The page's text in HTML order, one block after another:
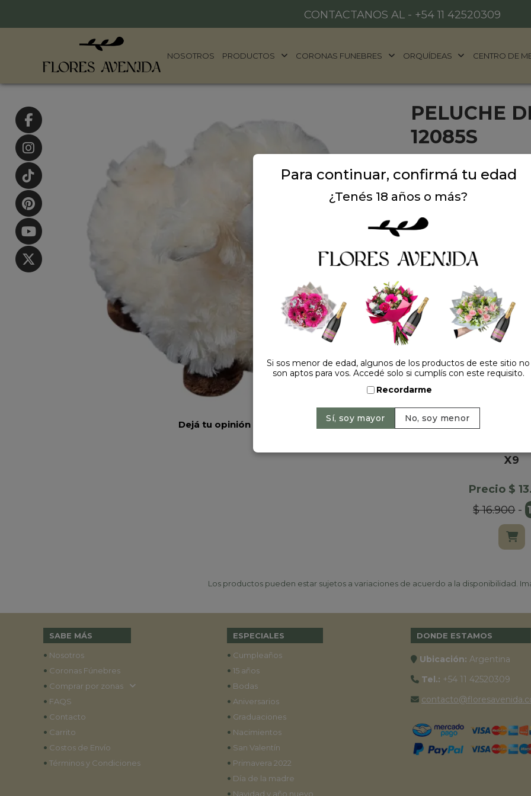
CONTACTANOS AL - +54 11 42520309
NOSOTROS PRODUCTOS CORONAS FUNEBRES ORQUÍDEAS CENTRO DE
Dejá tu opinión
PELUCHE
12085S
Peluche de oveja
para regalar en cualquier
Sin Stock
HACELO
RAFFAELLO
X9
Precio $
$ 16.900-
Los productos pueden estar sujetos a variaciones de acuerdo a la disponibilidad.
SABE MÁS
• Nosotros
• Coronas Fúnebres
• Comprar por zonas
• FAQS
• Contacto
• Carrito
• Costos de Envío
• Términos y Condiciones
ESPECIALES
• Cumpleaños
• 15 años
• Bodas
• Aniversarios
• Graduaciones
• Nacimientos
• San Valentín
• Primavera 2022
• Día de la madre
• Navidad y año nuevo
DONDE ESTAMOS
Ubicación: Argentina
Tel.: +54 11 42520309
Para continuar, confirmá tu edad
¿Tenés 18 años o más?
Si sos menor de edad, algunos de los productos de este sitio no
son aptos para vos. Accedé solo si cumplís con este requisito.
Recordarme